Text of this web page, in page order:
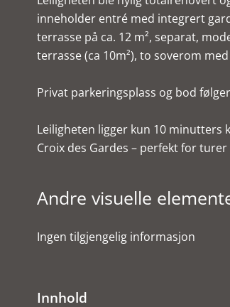
inneholder entré med integrert
terrasse på ca. 12 m², separat,
terrasse (ca 10m²), to soverom
Privat parkeringsplass og bod
Leiligheten ligger kun 10
Croix des Gardes – perfekt for
Andre visuelle
Ingen tilgjengelig informasjon
Innhold